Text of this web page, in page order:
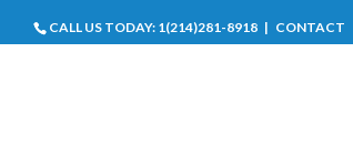
CALL US TODAY: 1(214)281-8918 | CONTACT